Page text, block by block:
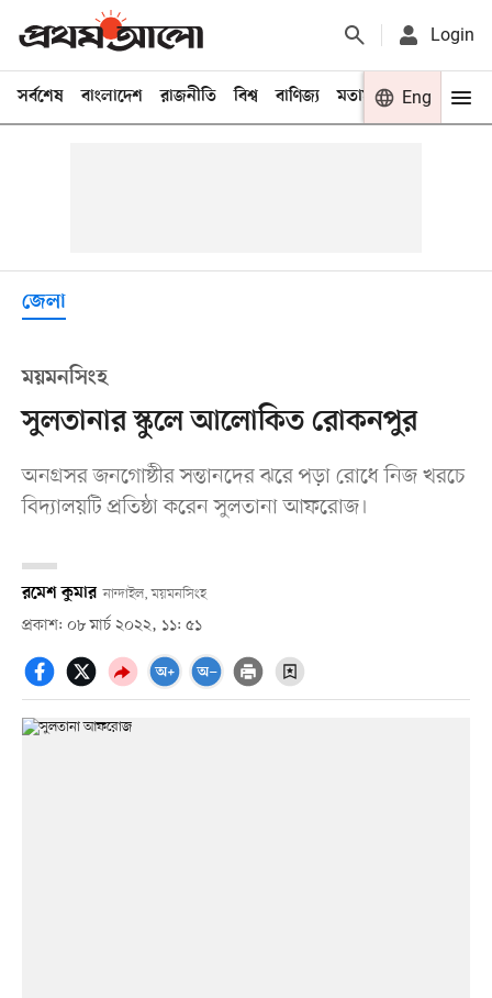
Login
সর্বশেষ বাংলাদেশ রাজনীতি বিশ্ব বাণিজ্য মতামত খেলা
Eng
জেলা
ময়মনসিংহ
সুলতানার স্কুলে আলোকিত রোকনপুর
অনগ্রসর জনগোষ্ঠীর সন্তানদের ঝরে পড়া রোধে নিজ খরচে
বিদ্যালয়টি প্রতিষ্ঠা করেন সুলতানা আফরোজ।
রমেশ কুমার নান্দাইল, ময়মনসিংহ
প্রকাশ: ০৮ মার্চ ২০২২, ১১: ৫১